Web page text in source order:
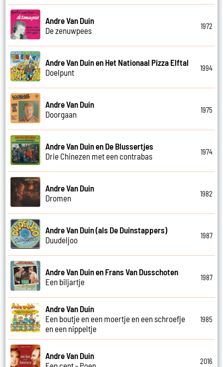
Andre Van Duin
De zenuwpees
1972
Andre Van Duin en Het Nationaal Pizza Elftal
Doelpunt
1994
Andre Van Duin
Doorgaan
1975
Andre Van Duin en De Blussertjes
Drie Chinezen met een contrabas
1974
Andre Van Duin
Dromen
1982
Andre Van Duin (als De Duinstappers)
Duudeljoo
1987
Andre Van Duin en Frans Van Dusschoten
Een biljartje
1987
Andre Van Duin
Een boutje en een moertje en een schroefje
en een nippeltje
1985
Andre Van Duin
2016